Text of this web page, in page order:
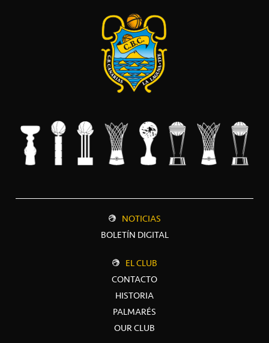
NOTICIAS
BOLETÍN DIGITAL
EL CLUB
CONTACTO
HISTORIA
PALMARÉS
OUR CLUB